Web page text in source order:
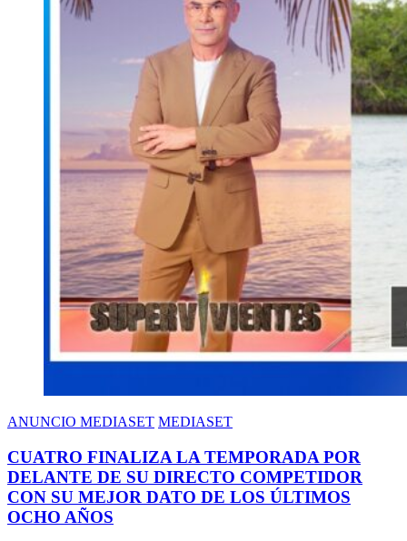
ANUNCIO MEDIASET MEDIASET
CUATRO FINALIZA LA TEMPORADA POR
DELANTE DE SU DIRECTO COMPETIDOR
CON SU MEJOR DATO DE LOS ÚLTIMOS
OCHO AÑOS